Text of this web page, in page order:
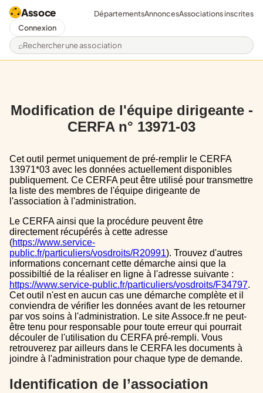
Assoce
Rechercher une association
DépartementsAnnoncesAssociations inscrites
Connexion
Modification de l'équipe dirigeante -
CERFA n° 13971-03
Cet outil permet uniquement de pré-remplir le CERFA
13971*03 avec les données actuellement disponibles
publiquement. Ce CERFA peut être utilisé pour transmettre
la liste des membres de l'équipe dirigeante de
l'association à l'administration.
Le CERFA ainsi que la procédure peuvent être
directement récupérés à cette adresse
(https://www.service-
public.fr/particuliers/vosdroits/R20991). Trouvez d'autres
informations concernant cette démarche ainsi que la
possibiltié de la réaliser en ligne à l'adresse suivante :
https://www.service-public.fr/particuliers/vosdroits/F34797.
Cet outil n'est en aucun cas une démarche complète et il
conviendra de vérifier les données avant de les retourner
par vos soins à l'administration. Le site Assoce.fr ne peut-
être tenu pour responsable pour toute erreur qui pourrait
découler de l'utilisation du CERFA pré-rempli. Vous
retrouverez par ailleurs dans le CERFA les documents à
joindre à l'administration pour chaque type de demande.
Identification de l’association